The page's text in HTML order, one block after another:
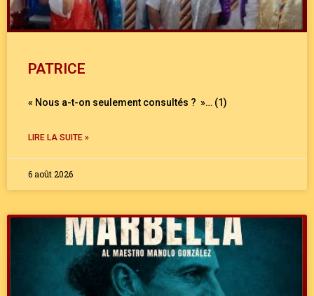
PATRICE
« Nous a-t-on seulement consultés ? »… (1)
LIRE LA SUITE »
6 août 2026